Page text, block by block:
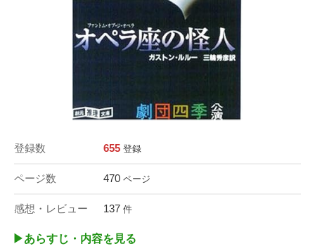
登録数 655 登録
ページ数 470 ページ
感想・レビュー 137 件
▶︎あらすじ・内容を見る